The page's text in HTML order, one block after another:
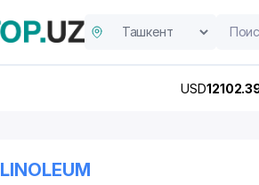
USD
LINOLEUM